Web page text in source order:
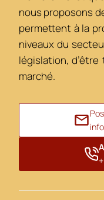
nous proposons
permettent à la
niveaux du
législation,
marché.